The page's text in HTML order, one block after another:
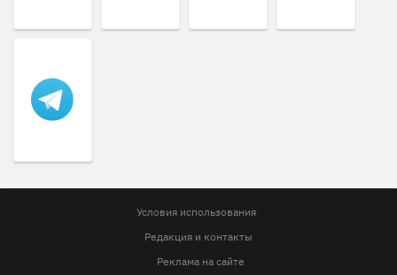
Условия использования
Редакция и контакты
Реклама на сайте